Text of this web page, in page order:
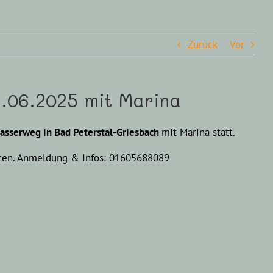
Zurück Vor
mit Marina
in Bad Peterstal-Griesbach mit Marina statt.
Anmeldung & Infos: 01605688089